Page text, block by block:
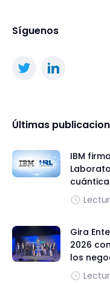
Síguenos
Últimas
IBM
cuántica
Gira
2026
los